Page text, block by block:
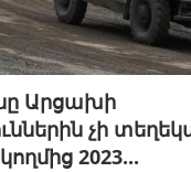
Արցախի
չի
2023...